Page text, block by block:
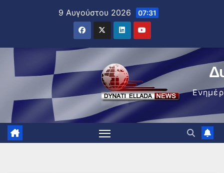
9 Αυγούστου 2026 07:31